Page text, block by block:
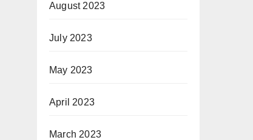
August 2023
July 2023
May 2023
April 2023
March 2023